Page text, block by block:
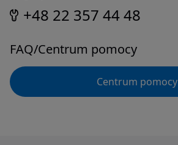
+48 22 357 44 48
FAQ/Centrum pomocy
Centrum pomocy